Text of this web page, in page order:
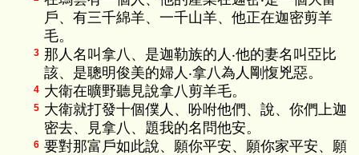
戶、有三千綿羊、一千山羊、他正在迦密剪羊
毛。
3 那人名叫拿八、是迦勒族的人‧他的妻名叫亞比
該、是聰明俊美的婦人‧拿八為人剛愎兇惡。
4 大衛在曠野聽見說拿八剪羊毛。
5 大衛就打發十個僕人、吩咐他們、說、你們上迦
密去、見拿八、題我的名問他安。
6 要對那富戶如此說、願你平安、願你家平安、願